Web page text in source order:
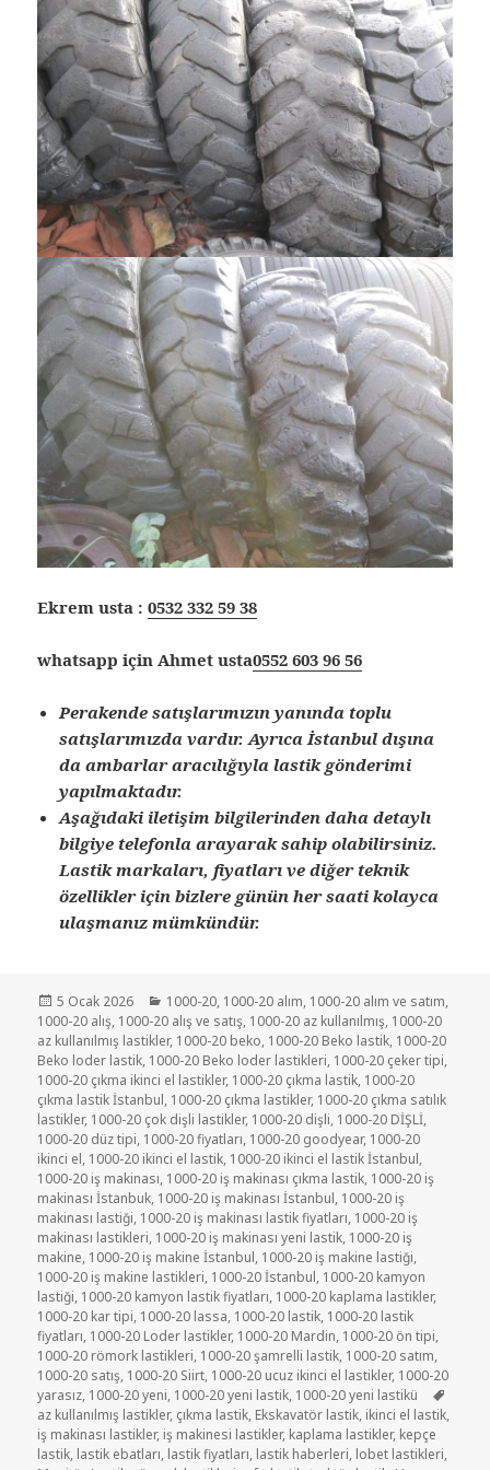
Ekrem usta :0532 332 59 38
whatsapp için Ahmet usta0552 603 96 56
Perakende satışlarımızın yanında toplu
satışlarımızda vardır. Ayrıca İstanbul dışına
da ambarlar aracılığıyla lastik gönderimi
yapılmaktadır.
Aşağıdaki iletişim bilgilerinden daha detaylı
bilgiye telefonla arayarak sahip olabilirsiniz.
Lastik markaları, fiyatları ve diğer teknik
özellikler için bizlere günün her saati kolayca
ulaşmanız mümkündür.
Yayın
tarihi
5 Ocak 2026 Kategoriler
1000-20, 1000-20 alım, 1000-20 alım ve satım,
1000-20 alış, 1000-20 alış ve satış, 1000-20 az kullanılmış, 1000-20
az kullanılmış lastikler, 1000-20 beko, 1000-20 Beko lastik, 1000-20
Beko loder lastik, 1000-20 Beko loder lastikleri, 1000-20 çeker tipi,
1000-20 çıkma ikinci el lastikler, 1000-20 çıkma lastik, 1000-20
çıkma lastik İstanbul, 1000-20 çıkma lastikler, 1000-20 çıkma satılık
lastikler, 1000-20 çok dişli lastikler, 1000-20 dişli, 1000-20 DİŞLİ,
1000-20 düz tipi, 1000-20 fiyatları, 1000-20 goodyear, 1000-20
ikinci el, 1000-20 ikinci el lastik, 1000-20 ikinci el lastik İstanbul,
1000-20 iş makinası, 1000-20 iş makinası çıkma lastik, 1000-20 iş
makinası İstanbuk, 1000-20 iş makinası İstanbul, 1000-20 iş
makinası lastiği, 1000-20 iş makinası lastik fiyatları, 1000-20 iş
makinası lastikleri, 1000-20 iş makinası yeni lastik, 1000-20 iş
makine, 1000-20 iş makine İstanbul, 1000-20 iş makine lastiği,
1000-20 iş makine lastikleri, 1000-20 İstanbul, 1000-20 kamyon
lastiği, 1000-20 kamyon lastik fiyatları, 1000-20 kaplama lastikler,
1000-20 kar tipi, 1000-20 lassa, 1000-20 lastik, 1000-20 lastik
fiyatları, 1000-20 Loder lastikler, 1000-20 Mardin, 1000-20 ön tipi,
1000-20 römork lastikleri, 1000-20 şamrelli lastik, 1000-20 satım,
1000-20 satış, 1000-20 Siirt, 1000-20 ucuz ikinci el lastikler, 1000-20
yarasız, 1000-20 yeni, 1000-20 yeni lastik, 1000-20 yeni lastikü
az kullanılmış lastikler, çıkma lastik, Ekskavatör lastik, ikinci el lastik,
iş makinası lastikler, iş makinesi lastikler, kaplama lastikler, kepçe
lastik, lastik ebatları, lastik fiyatları, lastik haberleri, lobet lastikleri,